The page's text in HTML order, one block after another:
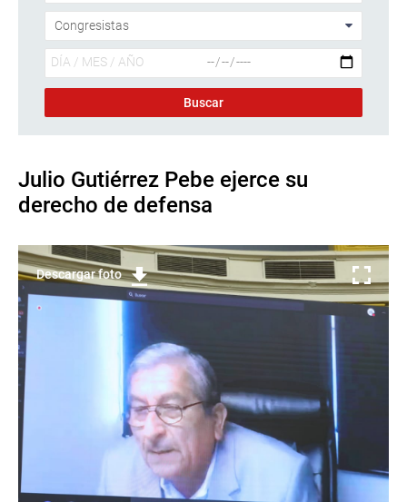
Julio Gutiérrez Pebe ejerce su
derecho de defensa
Descargar foto